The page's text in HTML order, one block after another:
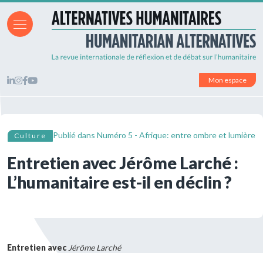
Mon espace
Culture Publié dans Numéro 5 - Afrique: entre ombre et lumière
Entretien avec Jérôme Larché :
L’humanitaire est-il en déclin ?
Entretien avecJérôme Larché